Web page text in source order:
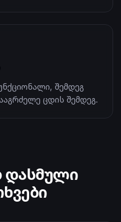
შემდეგ
ცდის შემდეგ.
დასმული